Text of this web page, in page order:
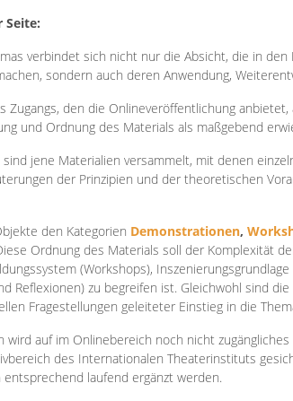
Seite:
verbindet sich nicht nur die Absicht, die in
sondern auch deren Anwendung,
Zugangs, den die Onlineveröffentlichung
und Ordnung des Materials als maßgebend
sind jene Materialien versammelt, mit denen
der Prinzipien und der theoretischen
den Kategorien Demonstrationen,
Ordnung des Materials soll der Komplexität
(Workshops),
Reflexionen) zu begreifen ist. Gleichwohl sind
Fragestellungen geleiteter Einstieg in die
auf im Onlinebereich noch nicht
des Internationalen Theaterinstituts
laufend ergänzt werden.